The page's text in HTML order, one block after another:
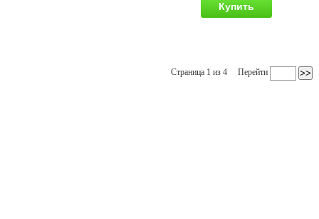
Купить
Страница 1 из 4 Перейти